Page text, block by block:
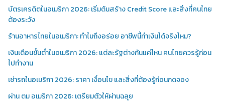
บัตรเครดิตในอเมริกา 2026: เริ่มต้นสร้าง Credit Score และสิ่งที่คนไทย
ต้องระวัง
ร้านอาหารไทยในอเมริกา: ทำไมถึงอร่อย อาชีพนี้ทำเงินได้จริงไหม?
เงินเดือนขั้นต่ำในอเมริกา 2026: แต่ละรัฐต่างกันแค่ไหน คนไทยควรรู้ก่อน
ไปทำงาน
เช่ารถในอเมริกา 2026: ราคา เงื่อนไข และสิ่งที่ต้องรู้ก่อนกดจอง
ผ่าน ตม อเมริกา 2026: เตรียมตัวให้ผ่านฉลุย